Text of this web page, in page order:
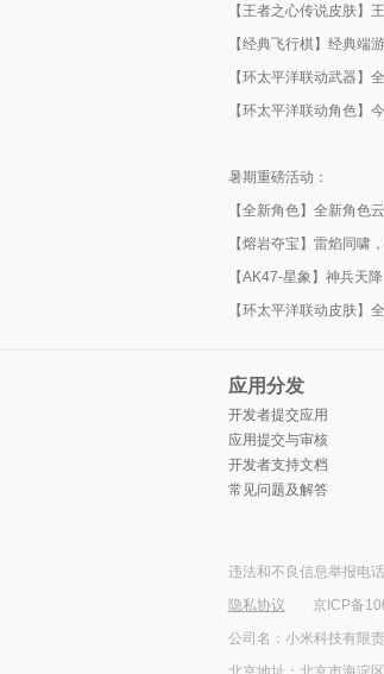
【王者之心传说皮肤】
【经典飞行棋】经典端
【环太平洋联动武器】
【环太平洋联动角色】
暑期重磅活动：
【全新角色】全新角色
【熔岩夺宝】雷焰同啸
【AK47-星象】神兵天
【环太平洋联动皮肤】
应用分发
开发者提交应用
应用提交与审核
开发者支持文档
常见问题及解答
违法和不良信息举报电
隐私协议
京ICP备
公司名：小米科技有限